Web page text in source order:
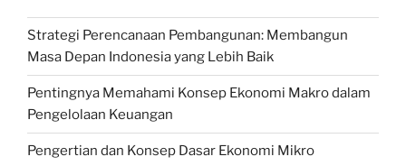
Strategi Perencanaan Pembangunan: Membangun
Masa Depan Indonesia yang Lebih Baik
Pentingnya Memahami Konsep Ekonomi Makro dalam
Pengelolaan Keuangan
Pengertian dan Konsep Dasar Ekonomi Mikro